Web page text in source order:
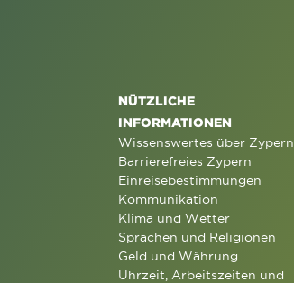
NÜTZLICHE
INFORMATIONEN
Wissenswertes über Zypern
Barrierefreies Zypern
Einreisebestimmungen
Kommunikation
Klima und Wetter
Sprachen und Religionen
Geld und Währung
Uhrzeit, Arbeitszeiten und